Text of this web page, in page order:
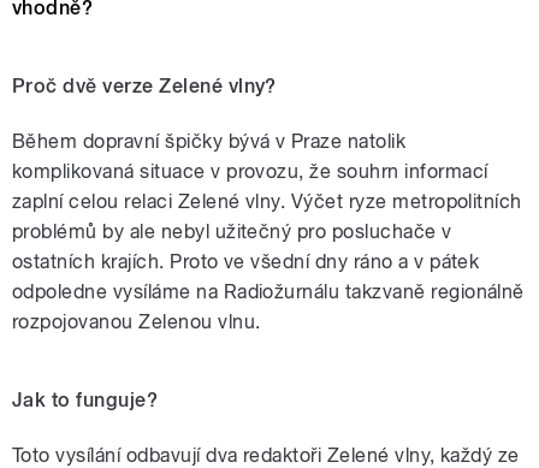
vhodně?
Proč dvě verze Zelené vlny?
Během dopravní špičky bývá v Praze natolik
komplikovaná situace v provozu, že souhrn informací
zaplní celou relaci Zelené vlny. Výčet ryze metropolitních
problémů by ale nebyl užitečný pro posluchače v
ostatních krajích. Proto ve všední dny ráno a v pátek
odpoledne vysíláme na Radiožurnálu takzvaně regionálně
rozpojovanou Zelenou vlnu.
Jak to funguje?
Toto vysílání odbavují dva redaktoři Zelené vlny, každý ze